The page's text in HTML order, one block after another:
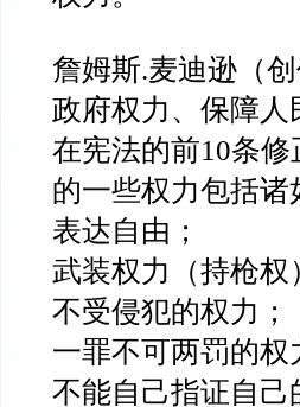
詹姆斯.麦迪逊（
政府权力、保障
在宪法的前10条
的一些权力包括诸
表达自由；
武装权力（持枪权
不受侵犯的权力；
一罪不可两罚的权
不能自己指证自己